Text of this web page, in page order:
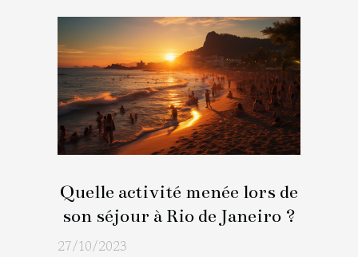
Quelle activité menée lors de
son séjour à Rio de Janeiro ?
27/10/2023